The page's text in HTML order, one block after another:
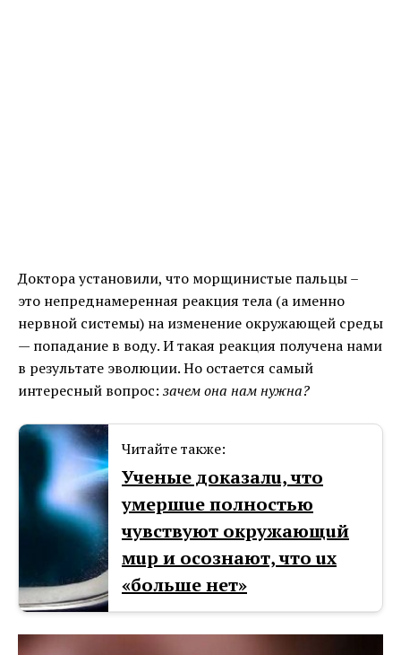
Доктора установили, что морщинистые пальцы –
это непреднамеренная реакция тела (а именно
нервной системы) на изменение окружающей среды
— попадание в воду. И такая реакция получена нами
в результате эволюции. Но остается самый
интересный вопрос: зачем она нам нужна?
Читайте также:
Ученые доказалu, что
умершuе полностью
чувствуют окружающuй
мuр и осознают, что uх
«больше нет»